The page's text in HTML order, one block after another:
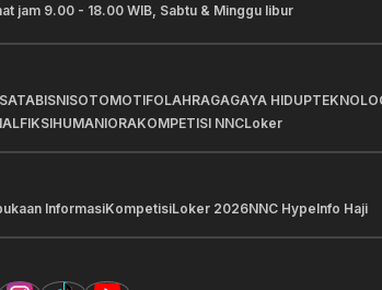
jam 9.00 - 18.00 WIB, Sabtu & Minggu libur
BISNISOTOMOTIFOLAHRAGAGAYA HIDUP
FIKSIHUMANIORAKOMPETISI NNCLoker
InformasiKompetisiLoker 2026NNC HypeInfo Haji